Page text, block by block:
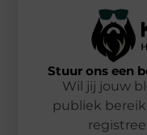
Stuur ons een
Wil jij jouw
publiek